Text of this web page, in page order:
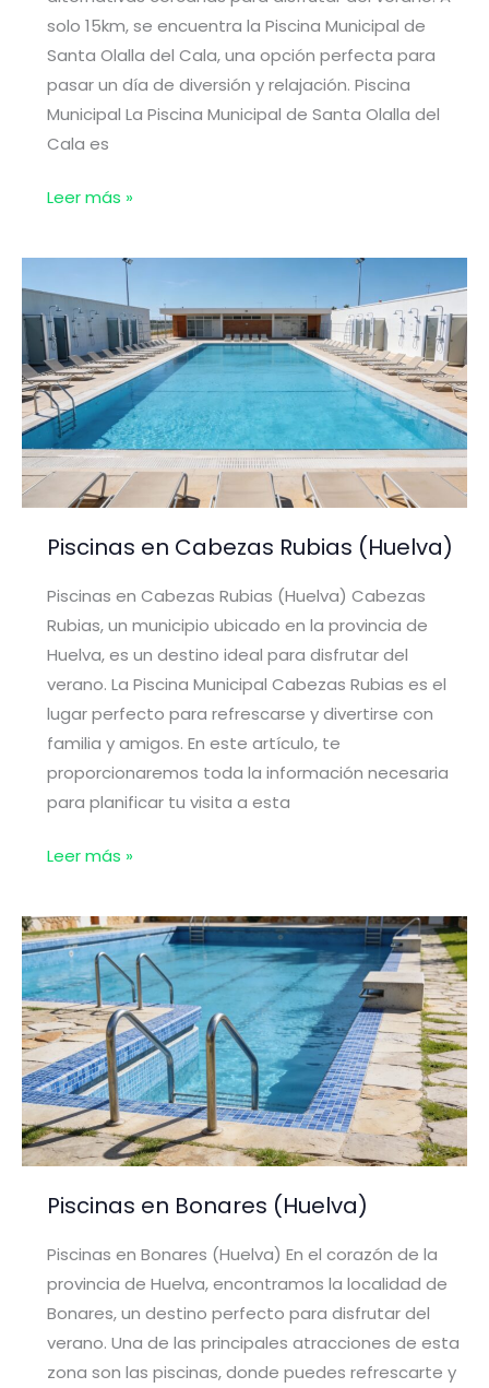
solo 15km, se encuentra la Piscina Municipal de
Santa Olalla del Cala, una opción perfecta para
pasar un día de diversión y relajación. Piscina
Municipal La Piscina Municipal de Santa Olalla del
Cala es
Piscinas
Cala
Leer más »
Piscinas en Cabezas Rubias (Huelva)
Piscinas en Cabezas Rubias (Huelva) Cabezas
Rubias, un municipio ubicado en la provincia de
Huelva, es un destino ideal para disfrutar del
verano. La Piscina Municipal Cabezas Rubias es el
lugar perfecto para refrescarse y divertirse con
familia y amigos. En este artículo, te
proporcionaremos toda la información necesaria
para planificar tu visita a esta
Piscinas
Cabezas
Rubias
(Huelva)
Leer más »
Piscinas en Bonares (Huelva)
Piscinas en Bonares (Huelva) En el corazón de la
provincia de Huelva, encontramos la localidad de
Bonares, un destino perfecto para disfrutar del
verano. Una de las principales atracciones de esta
zona son las piscinas, donde puedes refrescarte y